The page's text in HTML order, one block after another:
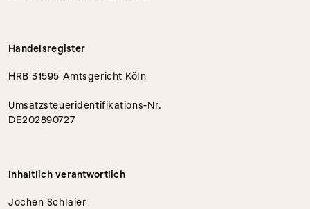
Handelsregister
HRB 31595 Amtsgericht Köln
Umsatzsteueridentifikations-Nr.
DE202890727
Inhaltlich verantwortlich
Jochen Schlaier